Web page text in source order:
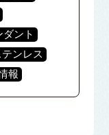
ダント
テンレス
報